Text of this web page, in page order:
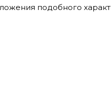
подобного